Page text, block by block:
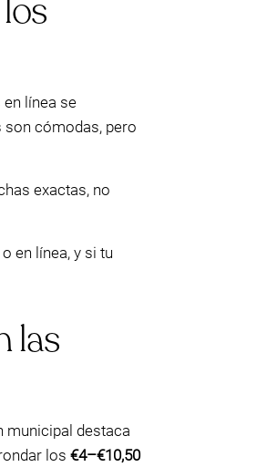
línea se
son cómodas, pero
exactas, no
en línea, y si tu
las
municipal destaca
los €4–€10,50